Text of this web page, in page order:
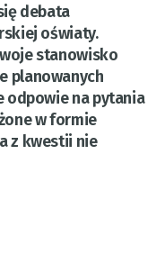
debata
oświaty.
stanowisko
planowanych
odpowie na pytania
w formie
z kwestii nie